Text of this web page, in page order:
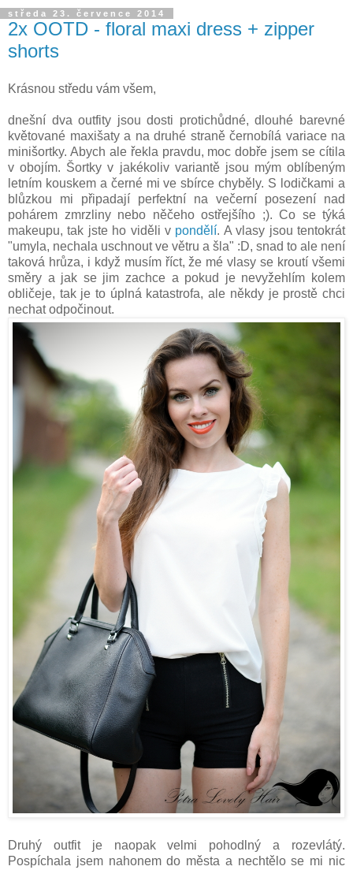
středa 23. července 2014
2x OOTD - floral maxi dress + zipper
shorts
Krásnou středu vám všem,
dnešní dva outfity jsou dosti protichůdné, dlouhé barevné
květované maxišaty a na druhé straně černobílá variace na
minišortky. Abych ale řekla pravdu, moc dobře jsem se cítila
v obojím. Šortky v jakékoliv variantě jsou mým oblíbeným
letním kouskem a černé mi ve sbírce chyběly. S lodičkami a
blůzkou mi připadají perfektní na večerní posezení nad
pohárem zmrzliny nebo něčeho ostřejšího ;). Co se týká
makeupu, tak jste ho viděli v pondělí. A vlasy jsou tentokrát
"umyla, nechala uschnout ve větru a šla" :D, snad to ale není
taková hrůza, i když musím říct, že mé vlasy se kroutí všemi
směry a jak se jim zachce a pokud je nevyžehlím kolem
obličeje, tak je to úplná katastrofa, ale někdy je prostě chci
nechat odpočinout.
Druhý outfit je naopak velmi pohodlný a rozevlátý.
Pospíchala jsem nahonem do města a nechtělo se mi nic